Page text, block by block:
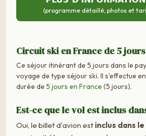
(programme détaillé, photos et
Circuit ski en France de 5 jours
Ce séjour itinérant de 5 jours dans le
voyage de type séjour ski. Il s'effectue
durée de 5 jours en France (5 jours).
Est-ce que le vol est inclus
Oui, le billet d'avion est inclus dans